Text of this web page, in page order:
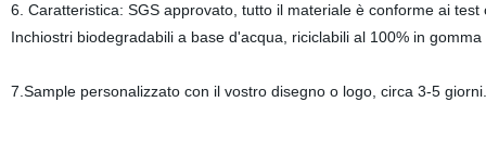
6. Caratteristica: SGS approvato, tutto il materiale è conforme ai test
Inchiostri biodegradabili a base d'acqua, riciclabili al 100% in
7.Sample personalizzato con il vostro disegno o logo, circa 3-5